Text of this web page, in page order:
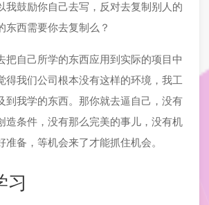
我鼓励你自己去写，反对去复制别人的
东西需要你去复制么？
把自己所学的东西应用到实际的项目中
得我们公司根本没有这样的环境，我工
到我学的东西。那你就去逼自己，没有
造条件，没有那么完美的事儿，没有机
准备，等机会来了才能抓住机会。
习